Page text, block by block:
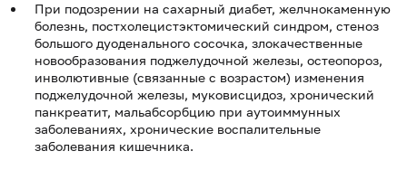
При подозрении на сахарный диабет, желчнокаменную
болезнь, постхолецистэктомический синдром, стеноз
большого дуоденального сосочка, злокачественные
новообразования поджелудочной железы, остеопороз,
инволютивные (связанные с возрастом) изменения
поджелудочной железы, муковисцидоз, хронический
панкреатит, мальабсорбцию при аутоиммунных
заболеваниях, хронические воспалительные
заболевания кишечника.